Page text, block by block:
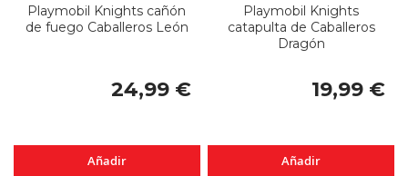
Playmobil Knights cañón
de fuego Caballeros León
24,99 €
Añadir
Playmobil Knights
catapulta de Caballeros
Dragón
19,99 €
Añadir